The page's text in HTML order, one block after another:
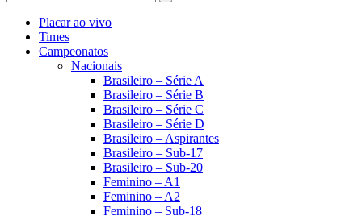
Placar ao vivo
Times
Campeonatos
Nacionais
Brasileiro – Série A
Brasileiro – Série B
Brasileiro – Série C
Brasileiro – Série D
Brasileiro – Aspirantes
Brasileiro – Sub-17
Brasileiro – Sub-20
Feminino – A1
Feminino – A2
Feminino – Sub-18